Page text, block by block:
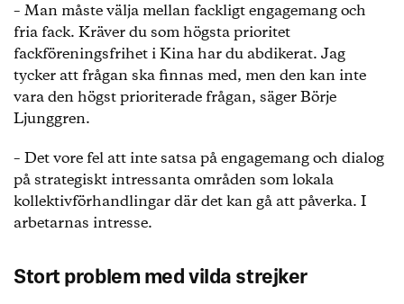
– Man måste välja mellan fackligt engagemang och
fria fack. Kräver du som högsta prioritet
fackföreningsfrihet i Kina har du abdikerat. Jag
tycker att frågan ska finnas med, men den kan inte
vara den högst prioriterade frågan, säger Börje
Ljunggren.
– Det vore fel att inte satsa på engagemang och dialog
på strategiskt intressanta områden som lokala
kollektivförhandlingar där det kan gå att påverka. I
arbetarnas intresse.
Stort problem med vilda strejker